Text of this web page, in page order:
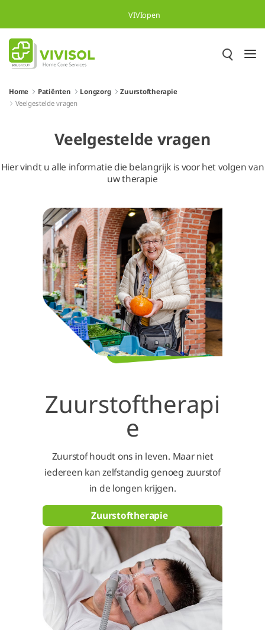
Overslaan en naar hoofdinhoud gaan
VIVIopen
Home Patiënten Longzorg
Zuurstoftherapie
Veelgestelde vragen
Veelgestelde vragen
Hier vindt u alle informatie die belangrijk is voor het volgen van
uw therapie
Zuurstoftherapi
e
Zuurstof houdt ons in leven. Maar niet
iedereen kan zelfstandig genoeg zuurstof
in de longen krijgen.
Zuurstoftherapie